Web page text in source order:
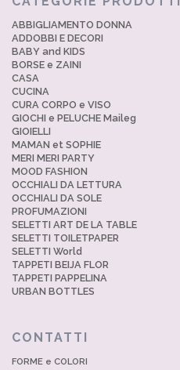
ABBIGLIAMENTO DONNA
ADDOBBI E DECORI
BABY and KIDS
BORSE e ZAINI
CASA
CUCINA
CURA CORPO e VISO
GIOCHI e PELUCHE Maileg
GIOIELLI
MAMAN et SOPHIE
MERI MERI PARTY
MOOD FASHION
OCCHIALI DA LETTURA
OCCHIALI DA SOLE
PROFUMAZIONI
SELETTI ART DE LA TABLE
SELETTI TOILETPAPER
SELETTI World
TAPPETI BEIJA FLOR
TAPPETI PAPPELINA
URBAN BOTTLES
CONTATTI
FORME e COLORI